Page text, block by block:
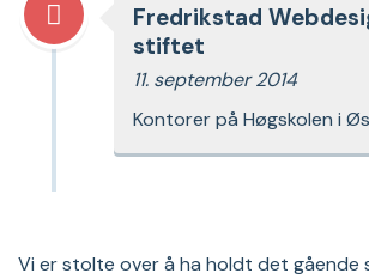
Fredrikstad
stiftet
11. september 2014
Kontorer på Høgskolen i
Vi er stolte over å ha holdt det gående